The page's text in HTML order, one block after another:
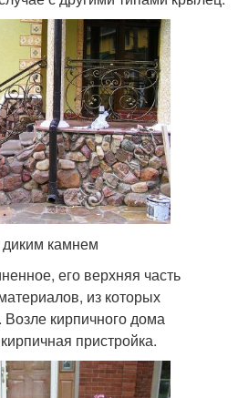
камнем
его верхняя часть
из которых
кирпичного дома
пристройка.